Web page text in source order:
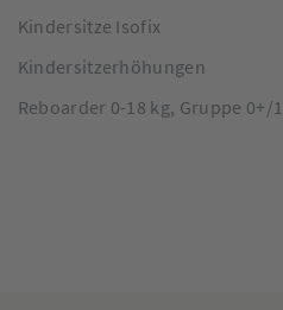
Kindersitze Isofix
Kindersitzerhöhungen
Reboarder 0-18 kg, Gruppe 0+/1